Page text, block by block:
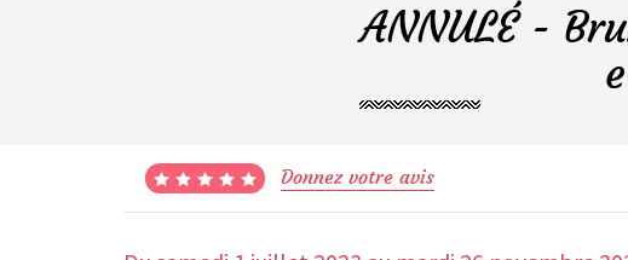
ANNULÉ -
Donnez votre avis